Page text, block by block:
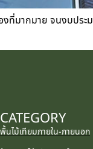
ที่มากมาย จนงบปร
CATEGORY
พื้นไม้เทียมภายใน-ภายนอก